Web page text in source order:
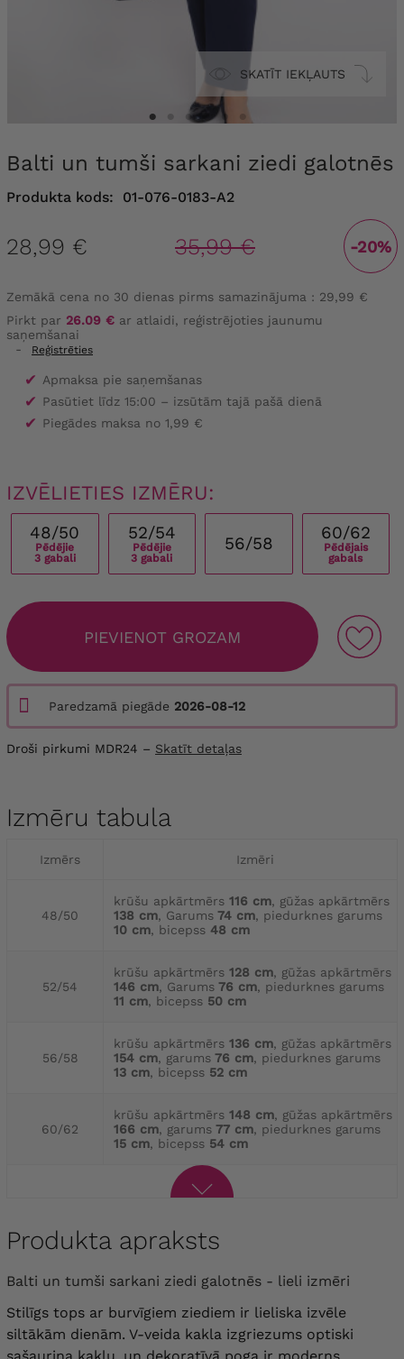
SKATĪT IEKĻAUTS
Balti un tumši sarkani ziedi galotnēs
Produkta kods: 01-076-0183-A2
28,99 € 35,99 € -20%
Zemākā cena no 30 dienas pirms samazinājuma : 29,99 €
Pirkt par 26.09 € ar atlaidi, reģistrējoties jaunumu
saņemšanai
-
Reģistrēties
✔ Apmaksa pie saņemšanas
✔ Pasūtiet līdz 15:00 – izsūtām tajā pašā dienā
✔ Piegādes maksa no 1,99 €
IZVĒLIETIES IZMĒRU:
48/50
Pēdējie
3 gabali
52/54
Pēdējie
3 gabali
56/58
60/62
Pēdējais
gabals
PIEVIENOT GROZAM
Paredzamā piegāde 2026-08-12
Droši pirkumi MDR24 – Skatīt detaļas
Izmēru tabula
Izmērs Izmēri
48/50
krūšu apkārtmērs 116 cm, gūžas apkārtmērs
138 cm, Garums 74 cm, piedurknes garums
10 cm, bicepss 48 cm
52/54
krūšu apkārtmērs 128 cm, gūžas apkārtmērs
146 cm, Garums 76 cm, piedurknes garums
11 cm, bicepss 50 cm
56/58
krūšu apkārtmērs 136 cm, gūžas apkārtmērs
154 cm, garums 76 cm, piedurknes garums
13 cm, bicepss 52 cm
60/62
krūšu apkārtmērs 148 cm, gūžas apkārtmērs
166 cm, garums 77 cm, piedurknes garums
15 cm, bicepss 54 cm
Produkta apraksts
Balti un tumši sarkani ziedi galotnēs - lieli izmēri
Stilīgs tops ar burvīgiem ziediem ir lieliska izvēle
siltākām dienām. V-veida kakla izgriezums optiski